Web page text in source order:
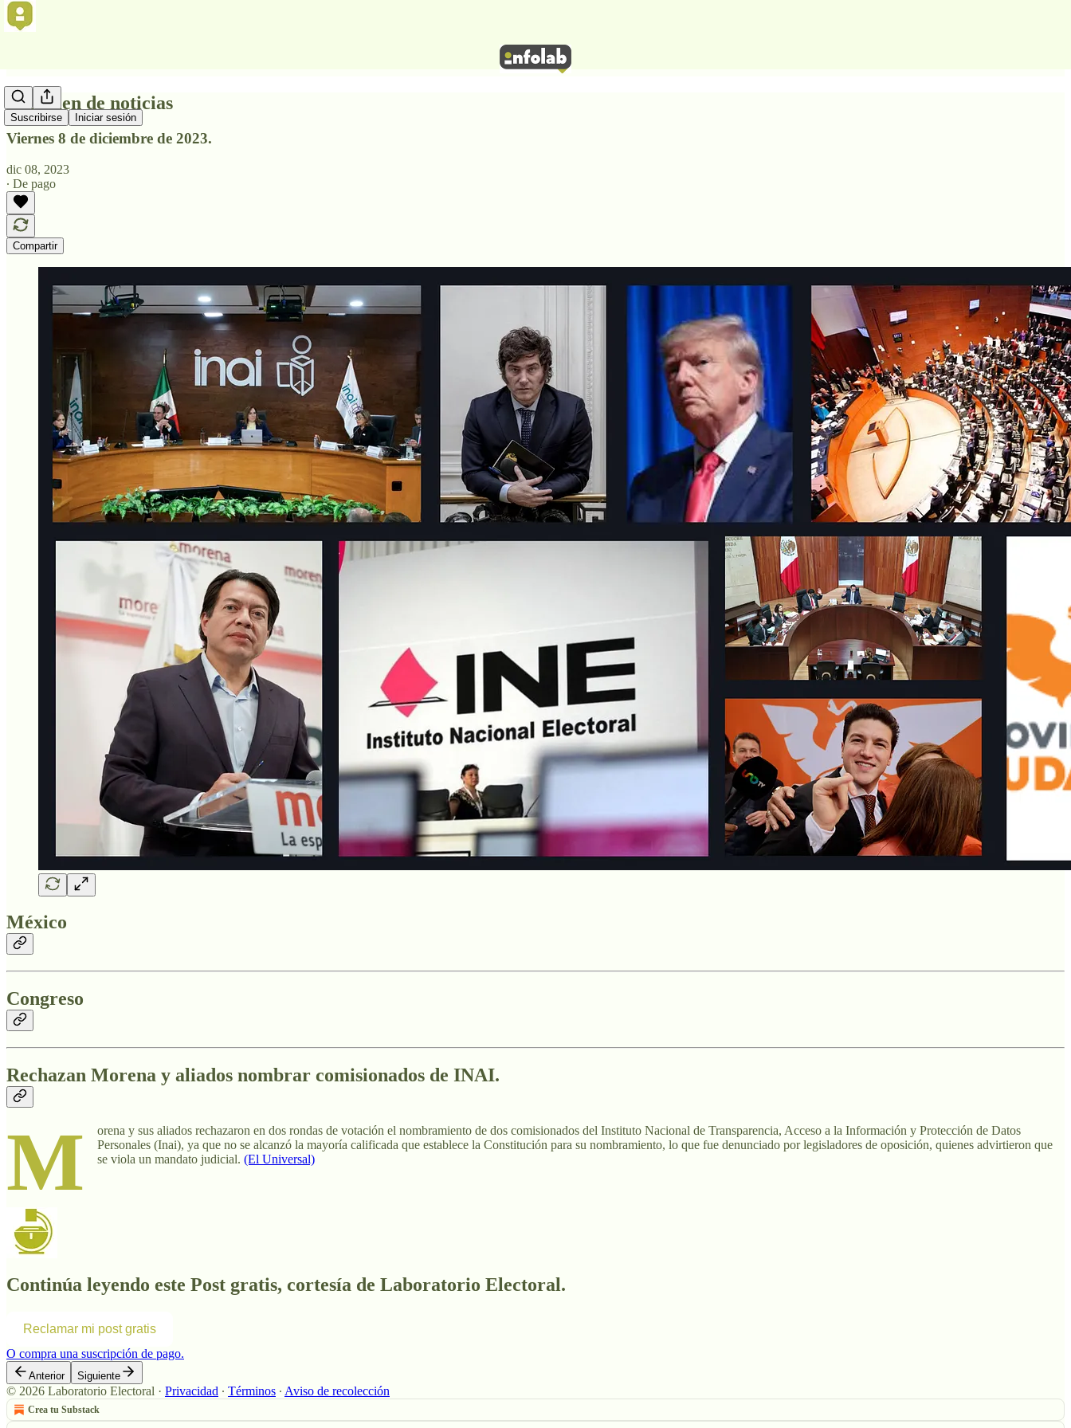
Suscribirse Iniciar sesión
Resumen de noticias
Viernes 8 de diciembre de 2023.
dic 08, 2023
∙ De pago
Compartir
México
Congreso
Rechazan Morena y aliados nombrar comisionados de INAI.
M
orena y sus aliados rechazaron en dos rondas de votación el nombramiento de dos comisionados del Instituto Nacional de Transparencia, Acceso a la Información y Protección de Datos
Personales (Inai), ya que no se alcanzó la mayoría calificada que establece la Constitución para su nombramiento, lo que fue denunciado por legisladores de oposición, quienes advirtieron que
se viola un mandato judicial. (El Universal)
Continúa leyendo este Post gratis, cortesía de Laboratorio Electoral.
Reclamar mi post gratis
O compra una suscripción de pago.
Anterior Siguiente
© 2026 Laboratorio Electoral · Privacidad ∙ Términos ∙ Aviso de recolección
Crea tu Substack